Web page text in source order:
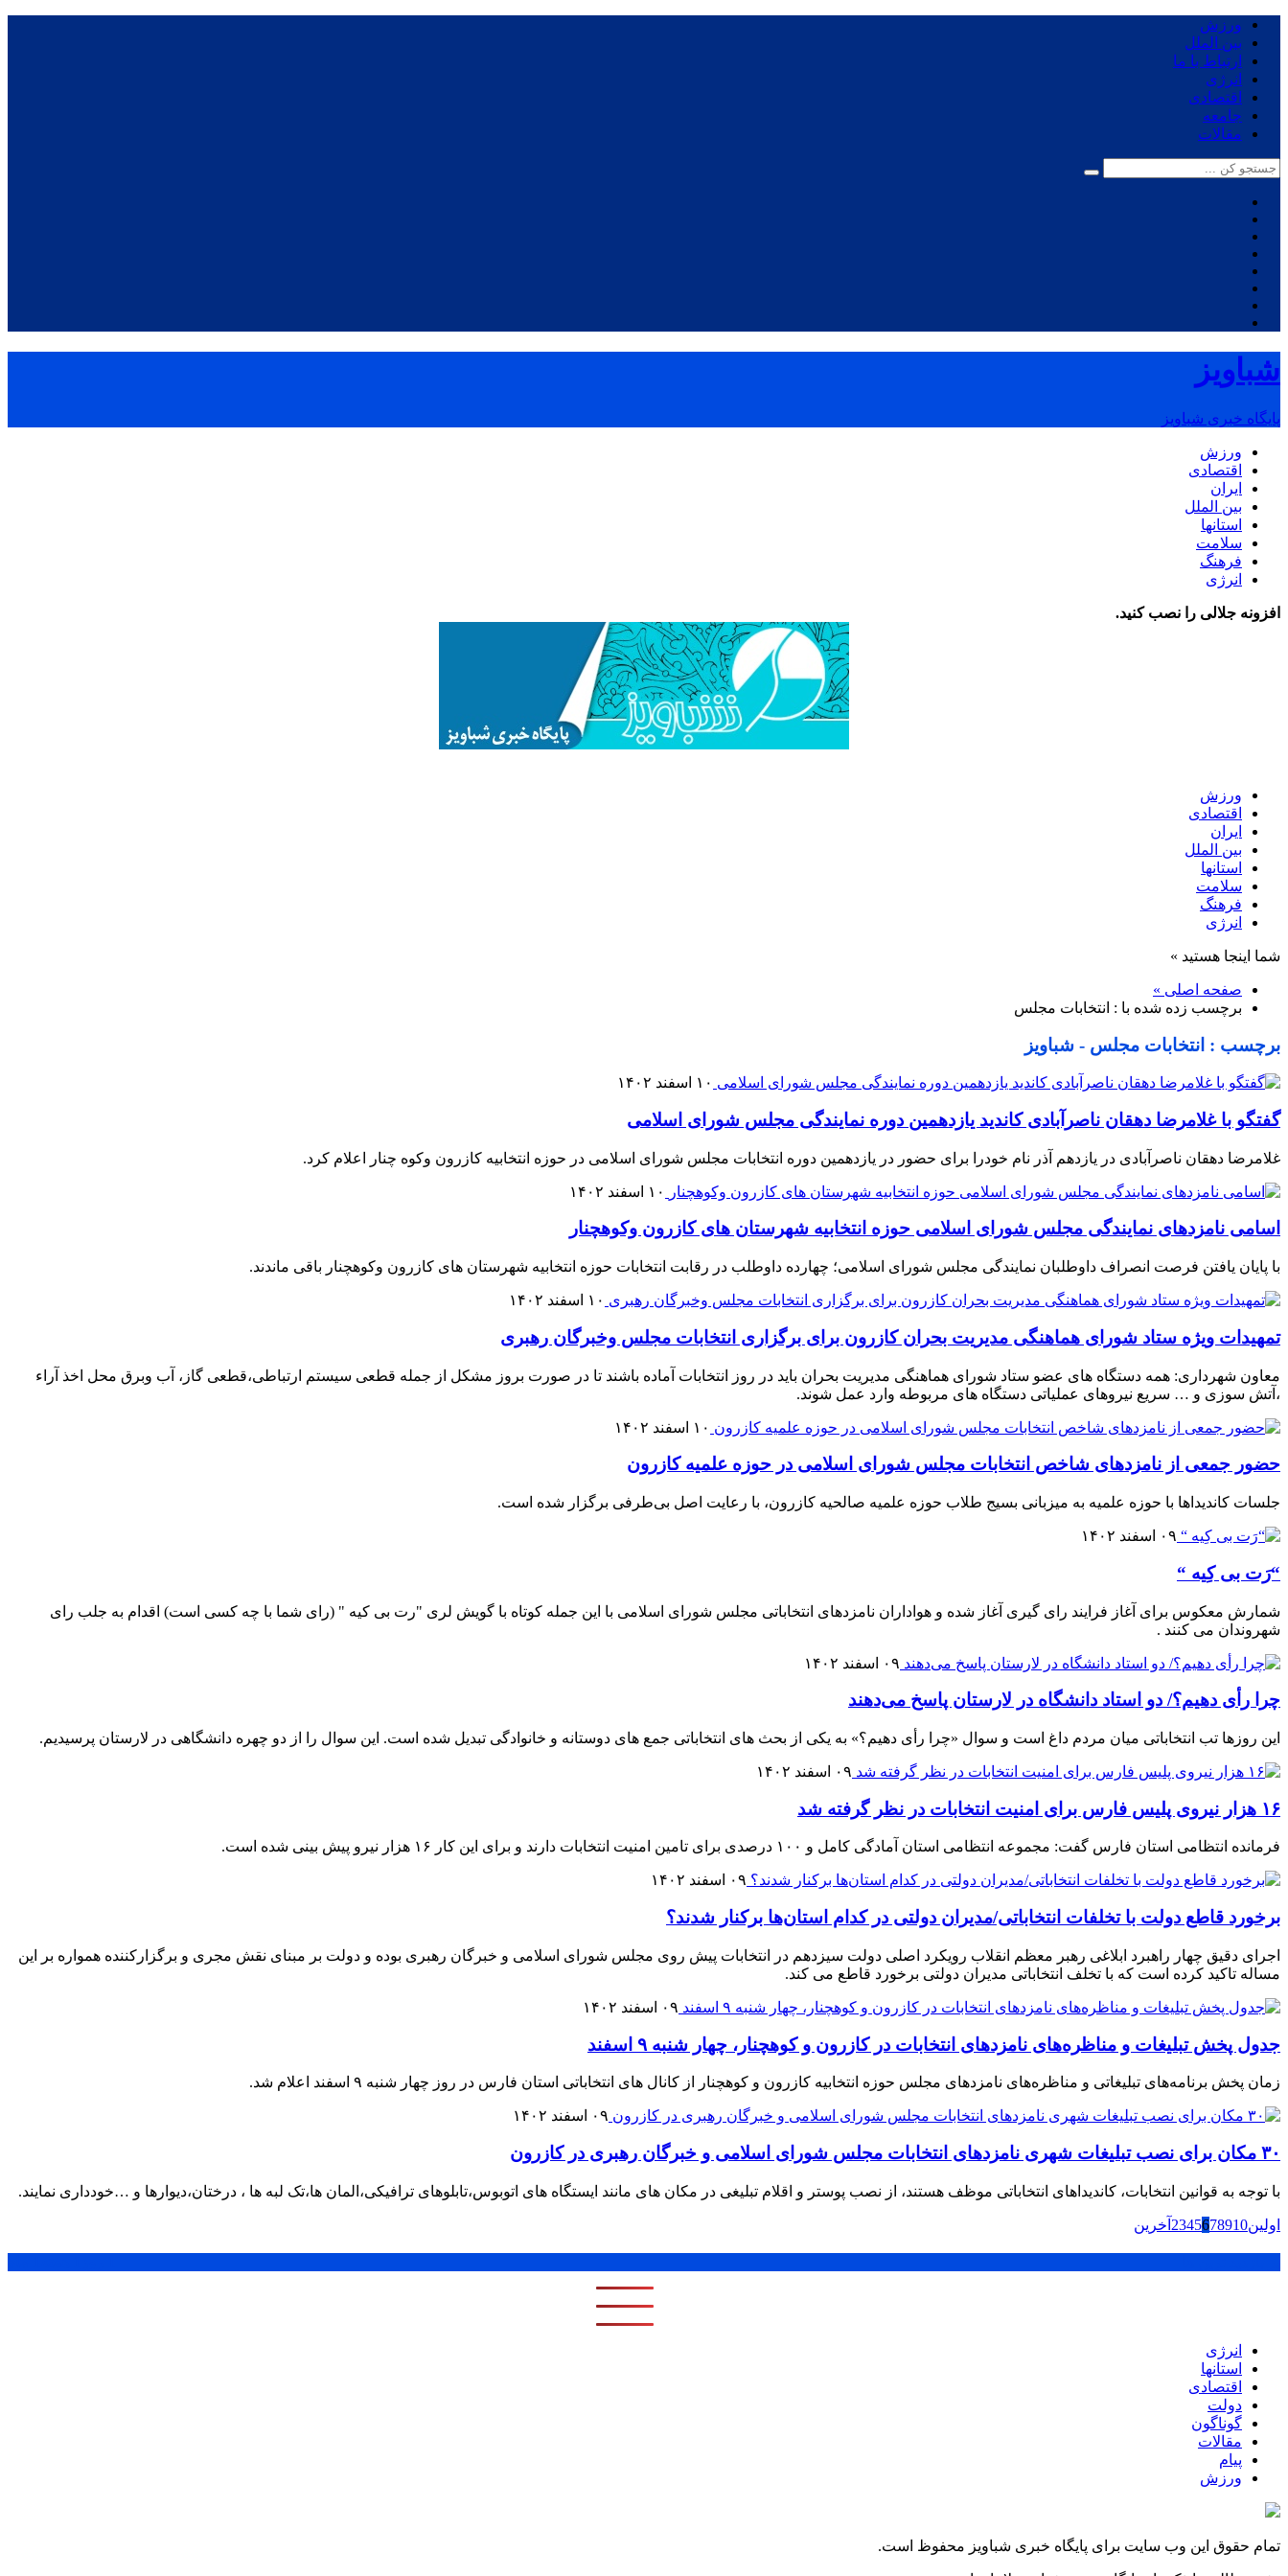
ورزش
بین الملل
ارتباط با ما
انرژی
اقتصادی
جامعه
مقالات
شباویز
پایگاه خبری شباویز
ورزش
اقتصادی
ایران
بین الملل
استانها
سلامت
فرهنگ
انرژی
افزونه جلالی را نصب کنید.
ورزش
اقتصادی
ایران
بین الملل
استانها
سلامت
فرهنگ
انرژی
شما اینجا هستید »
صفحه اصلی »
برچسب زده شده با : انتخابات مجلس
برچسب : انتخابات مجلس - شباویز
۱۰ اسفند ۱۴۰۲
گفتگو با غلامرضا دهقان ناصرآبادی کاندید یازدهمین دوره نمایندگی مجلس شورای اسلامی
غلامرضا دهقان ناصرآبادی در یازدهم آذر نام خودرا برای حضور در یازدهمین دوره انتخابات مجلس شورای اسلامی در حوزه انتخابیه کازرون وکوه چنار اعلام کرد.
۱۰ اسفند ۱۴۰۲
اسامی نامزدهای نمایندگی مجلس شورای اسلامی حوزه انتخابیه شهرستان های کازرون وکوهچنار
با پایان یافتن فرصت انصراف داوطلبان نمایندگی مجلس شورای اسلامی؛ چهارده داوطلب در رقابت انتخابات حوزه انتخابیه شهرستان های کازرون وکوهچنار باقی ماندند.
۱۰ اسفند ۱۴۰۲
تمهیدات ویژه ستاد شورای هماهنگی مدیریت بحران کازرون برای برگزاری انتخابات مجلس وخبرگان رهبری
معاون شهرداری: همه دستگاه های عضو ستاد شورای هماهنگی مدیریت بحران باید در روز انتخابات آماده باشند تا در صورت بروز مشکل از جمله قطعی سیستم ارتباطی،قطعی گاز، آب وبرق محل اخذ آراء
،آتش سوزی و … سریع نیروهای عملیاتی دستگاه های مربوطه وارد عمل شوند.
۱۰ اسفند ۱۴۰۲
حضور جمعی از نامزدهای شاخص انتخابات مجلس شورای اسلامی در حوزه علمیه کازرون
جلسات کاندیداها با حوزه علمیه به میزبانی بسیج طلاب حوزه علمیه صالحیه کازرون، با رعایت اصل بی‌طرفی برگزار شده است.
۰۹ اسفند ۱۴۰۲
“رَت بی کِیه “
شمارش معکوس برای آغاز فرایند رای گیری آغاز شده و هواداران نامزدهای انتخاباتی مجلس شورای اسلامی با این جمله کوتاه با گویش لری "رت بی کیه " (رای شما با چه کسی است) اقدام به جلب رای
شهروندان می کنند .
۰۹ اسفند ۱۴۰۲
چرا رأی دهیم؟/ دو استاد دانشگاه در لارستان پاسخ می‌دهند
این روزها تب انتخاباتی میان مردم داغ است و سوال «چرا رأی دهیم؟» به یکی از بحث های انتخاباتی جمع های دوستانه و خانوادگی تبدیل شده است. این سوال را از دو چهره دانشگاهی در لارستان پرسیدیم.
۰۹ اسفند ۱۴۰۲
۱۶ هزار نیروی پلیس فارس برای امنیت انتخابات در نظر گرفته شد
فرمانده انتظامی استان فارس گفت: مجموعه انتظامی استان آمادگی کامل و ۱۰۰ درصدی برای تامین امنیت انتخابات دارند و برای این کار ۱۶ هزار نیرو پیش بینی شده است.
۰۹ اسفند ۱۴۰۲
برخورد قاطع دولت با تخلفات انتخاباتی/مدیران دولتی در کدام استان‌ها برکنار شدند؟
اجرای دقیق چهار راهبرد ابلاغی رهبر معظم انقلاب رویکرد اصلی دولت سیزدهم در انتخابات پیش روی مجلس شورای اسلامی و خبرگان رهبری بوده و دولت بر مبنای نقش مجری و برگزارکننده همواره بر این
مساله تاکید کرده است که با تخلف انتخاباتی مدیران دولتی برخورد قاطع می کند.
۰۹ اسفند ۱۴۰۲
جدول پخش تبلیغات و مناظره‌های نامزد‌های انتخابات در کازرون و کوهچنار، چهار شنبه ۹ اسفند
زمان پخش برنامه‌های تبلیغاتی و مناظره‌های نامزد‌های مجلس حوزه انتخابیه کازرون و کوهچنار از کانال های انتخاباتی استان فارس در روز چهار شنبه ۹ اسفند اعلام شد.
۰۹ اسفند ۱۴۰۲
۳٠ مکان برای نصب تبلیغات شهری نامزدهای انتخابات مجلس شورای اسلامی و خبرگان رهبری در کازرون
با توجه به قوانین انتخابات، کاندیداهای انتخاباتی موظف هستند، از نصب پوستر و اقلام تبلیغی در مکان های مانند ایستگاه های اتوبوس،تابلوهای ترافیکی،المان ها،تک لبه ها ، درختان،دیوارها و …خودداری نمایند.
اولین 2345678910 آخرین
انرژی
استانها
اقتصادی
دولت
گوناگون
مقالات
پیام
ورزش
تمام حقوق این وب سایت برای پایگاه خبری شباویز محفوظ است.